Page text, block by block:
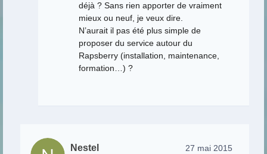
déjà ? Sans rien apporter de vraiment
mieux ou neuf, je veux dire.
N’aurait il pas été plus simple de
proposer du service autour du
Rapsberry (installation, maintenance,
formation…) ?
Nestel 27 mai 2015